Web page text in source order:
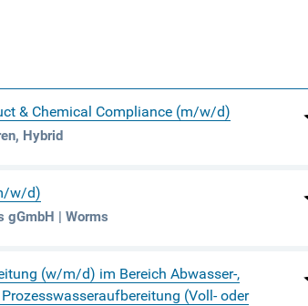
& Chemical Compliance (m/w/d)
Hybrid
w/d)
gGmbH | Worms
(w/m/d) im Bereich Abwasser-,
(Voll- oder